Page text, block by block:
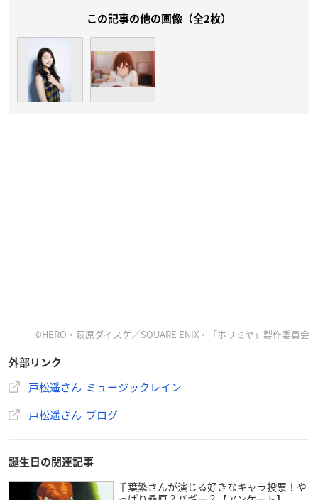
この記事の他の画像（全2枚）
©HERO・萩原ダイスケ／SQUARE ENIX・「ホリミヤ」製作委員会
外部リンク
戸松遥さん ミュージックレイン
戸松遥さん ブログ
誕生日の関連記事
千葉繁さんが演じる好きなキャラ投票！や